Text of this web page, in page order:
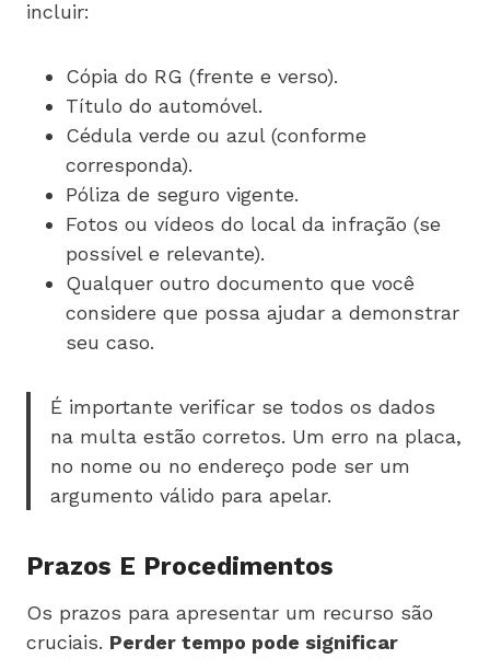
incluir:
Cópia do RG (frente e verso).
Título do automóvel.
Cédula verde ou azul (conforme
corresponda).
Póliza de seguro vigente.
Fotos ou vídeos do local da infração (se
possível e relevante).
Qualquer outro documento que você
considere que possa ajudar a demonstrar
seu caso.
É importante verificar se todos os dados
na multa estão corretos. Um erro na placa,
no nome ou no endereço pode ser um
argumento válido para apelar.
Prazos E Procedimentos
Os prazos para apresentar um recurso são
cruciais. Perder tempo pode significar